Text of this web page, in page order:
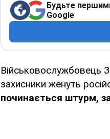
Будьте
Google
Військовослужбовець
захисники женуть
починається штурм,